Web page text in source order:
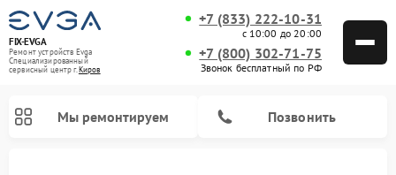
FIX-EVGA
Ремонт устройств Evga
Специализированный
cервисный центр г.Киров
+7 (833) 222-10-31
с 10:00 до 20:00
+7 (800) 302-71-75
Звонок бесплатный по РФ
Мы ремонтируем Позвонить